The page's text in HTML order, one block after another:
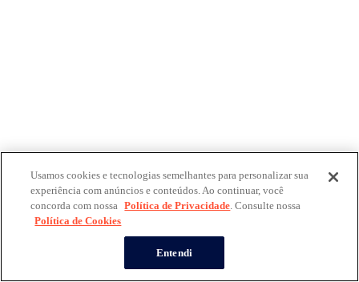
Usamos cookies e tecnologias semelhantes para personalizar sua
experiência com anúncios e conteúdos. Ao continuar, você
concorda com nossa Política de Privacidade. Consulte nossa
Política de Cookies
Entendi